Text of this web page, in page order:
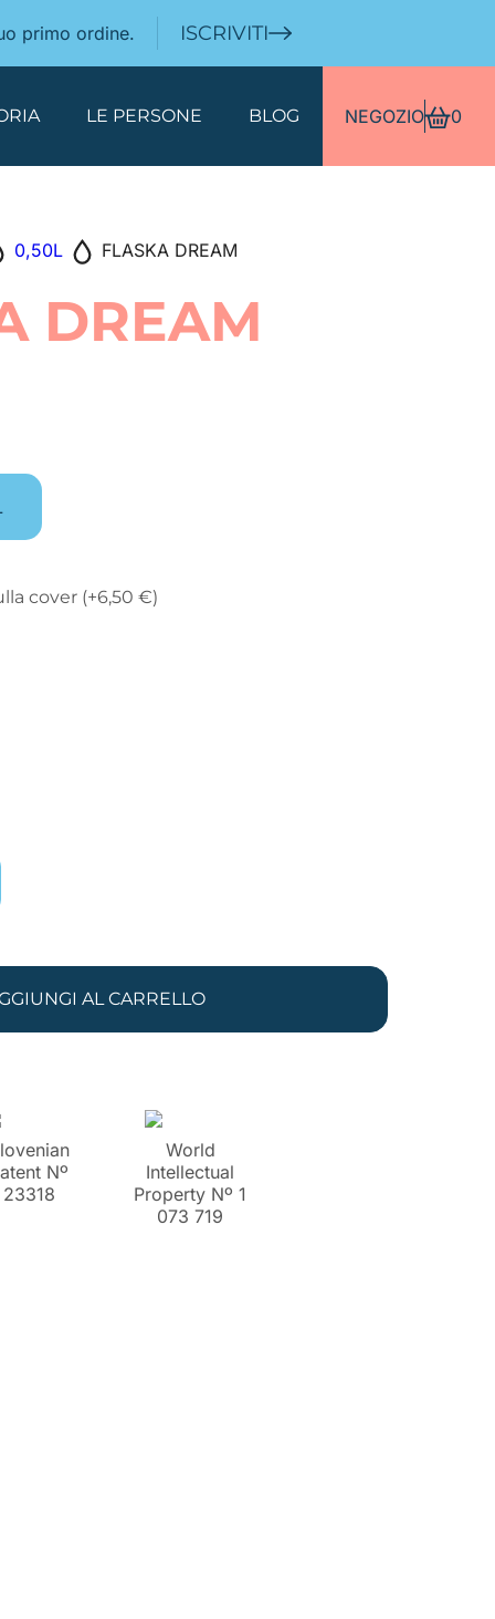
primo ordine. ISCRIVITI
LE PERSONE BLOG NEGOZIO 0
0,50L FLASKA DREAM
DREAM
cover (+6,50 €)
AL CARRELLO
Nº
23318
World
Intellectual
Property Nº 1
073 719